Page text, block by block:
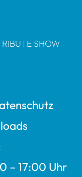
SHOW
– 17:00 Uhr